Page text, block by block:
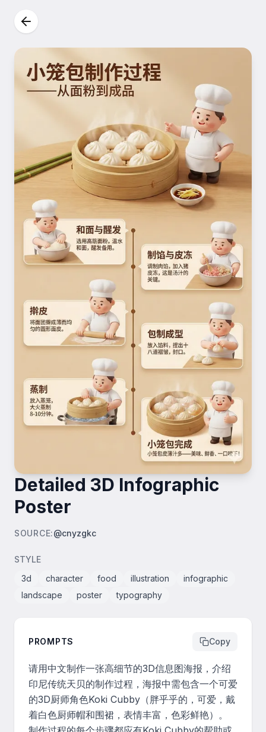
Detailed 3D Infographic
Poster
SOURCE:@cnyzgkc
STYLE
3d
character food illustration
infographic
landscape
poster typography
PROMPTS Copy
请用中文制作一张高细节的3D信息图海报，介绍
印尼传统天贝的制作过程，海报中需包含一个可爱
的3D厨师角色Koki Cubby（胖乎乎的，可爱，戴
着白色厨师帽和围裙，表情丰富，色彩鲜艳）。